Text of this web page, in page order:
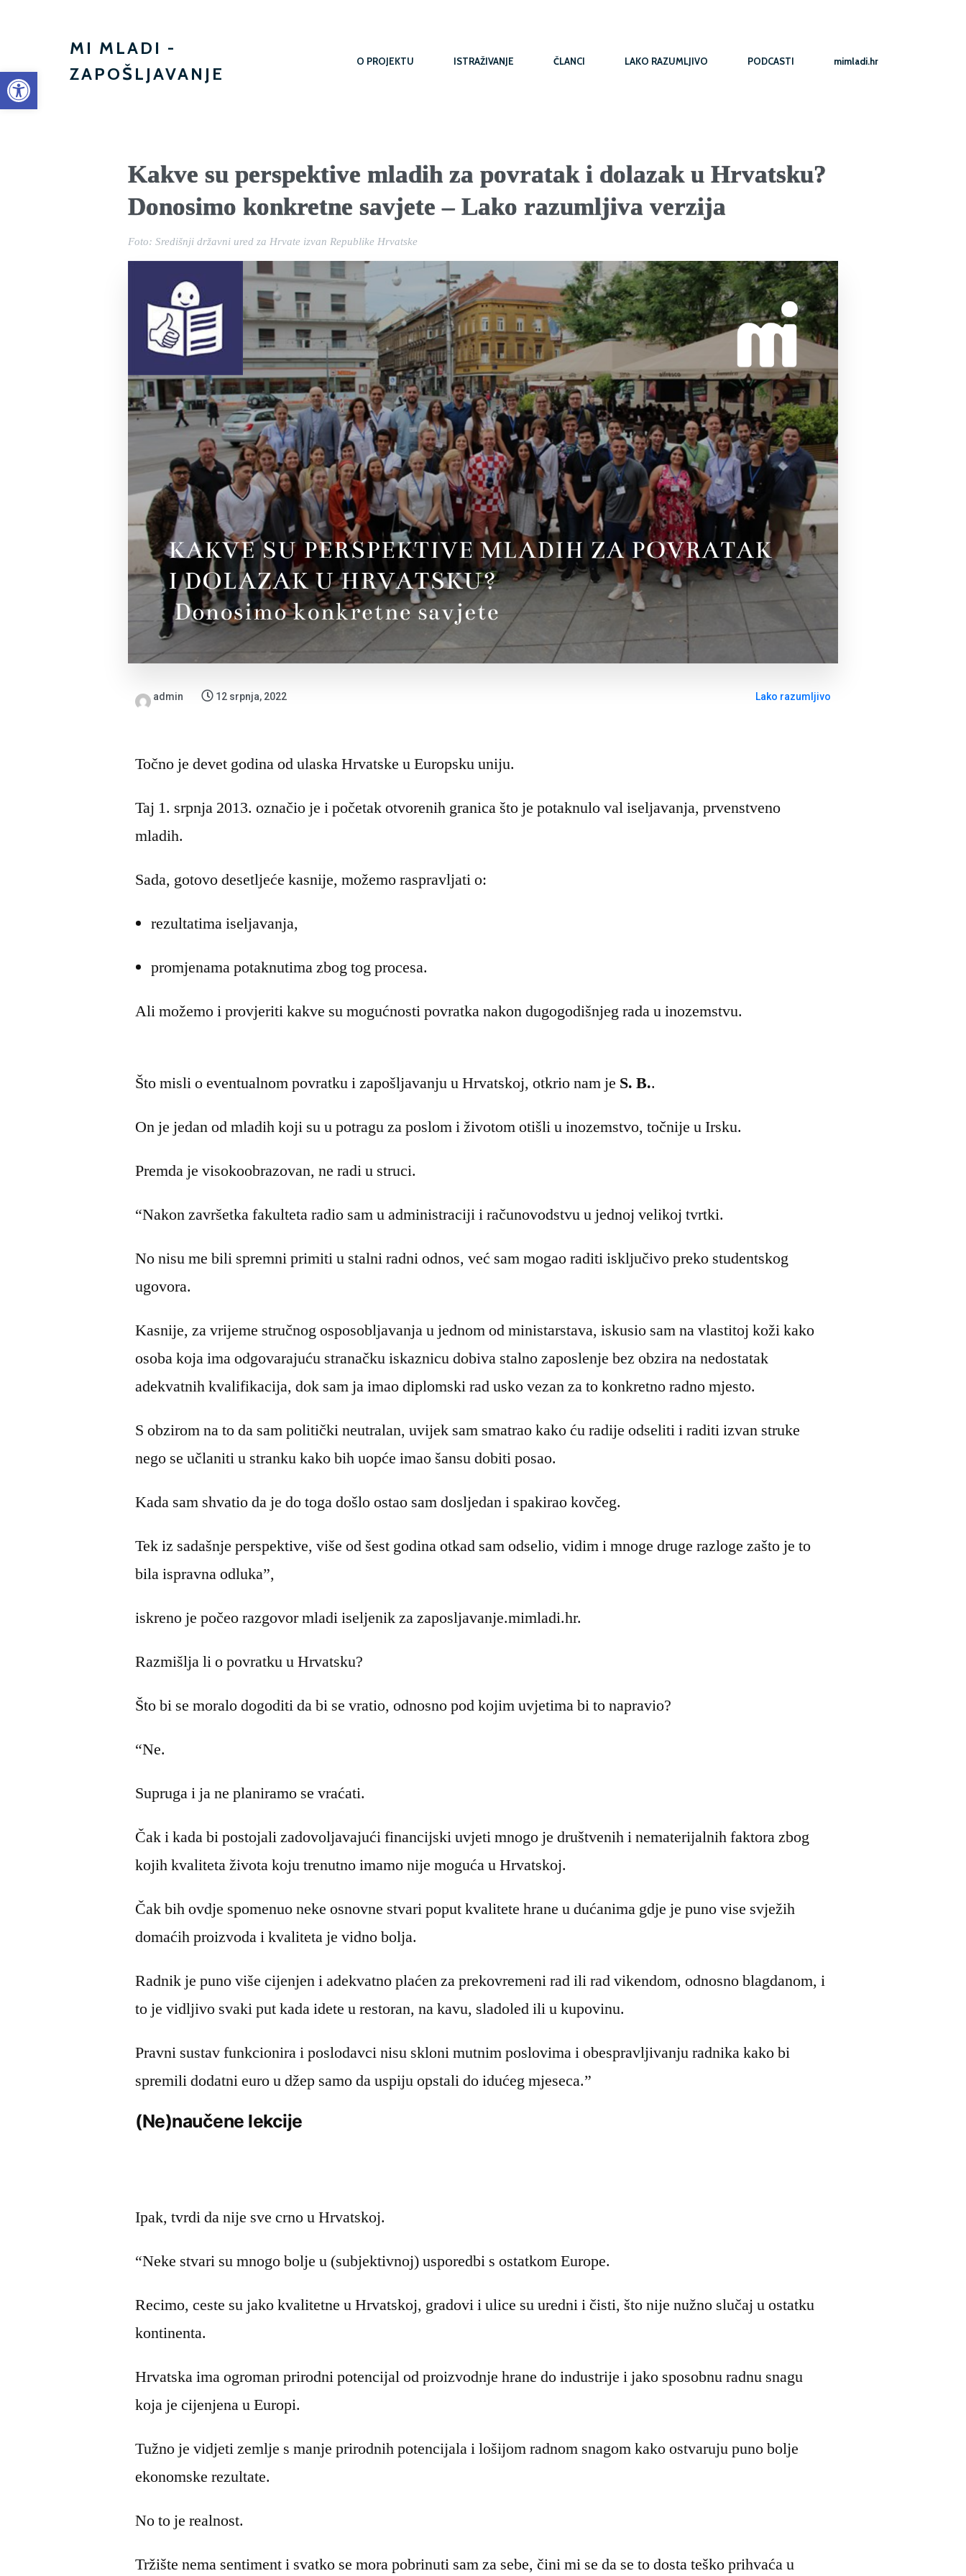
Open toolbar
MI MLADI -
ZAPOŠLJAVANJE
O PROJEKTU ISTRAŽIVANJE ČLANCI LAKO RAZUMLJIVO PODCASTI mimladi.hr
Kakve su perspektive mladih za povratak i dolazak u Hrvatsku?
Donosimo konkretne savjete – Lako razumljiva verzija
Foto: Središnji državni ured za Hrvate izvan Republike Hrvatske
admin 12 srpnja, 2022 Lako razumljivo
Točno je devet godina od ulaska Hrvatske u Europsku uniju.
Taj 1. srpnja 2013. označio je i početak otvorenih granica što je potaknulo val iseljavanja, prvenstveno
mladih.
Sada, gotovo desetljeće kasnije, možemo raspravljati o:
rezultatima iseljavanja,
promjenama potaknutima zbog tog procesa.
Ali možemo i provjeriti kakve su mogućnosti povratka nakon dugogodišnjeg rada u inozemstvu.
Što misli o eventualnom povratku i zapošljavanju u Hrvatskoj, otkrio nam je S. B..
On je jedan od mladih koji su u potragu za poslom i životom otišli u inozemstvo, točnije u Irsku.
Premda je visokoobrazovan, ne radi u struci.
“Nakon završetka fakulteta radio sam u administraciji i računovodstvu u jednoj velikoj tvrtki.
No nisu me bili spremni primiti u stalni radni odnos, već sam mogao raditi isključivo preko studentskog
ugovora.
Kasnije, za vrijeme stručnog osposobljavanja u jednom od ministarstava, iskusio sam na vlastitoj koži kako
osoba koja ima odgovarajuću stranačku iskaznicu dobiva stalno zaposlenje bez obzira na nedostatak
adekvatnih kvalifikacija, dok sam ja imao diplomski rad usko vezan za to konkretno radno mjesto.
S obzirom na to da sam politički neutralan, uvijek sam smatrao kako ću radije odseliti i raditi izvan struke
nego se učlaniti u stranku kako bih uopće imao šansu dobiti posao.
Kada sam shvatio da je do toga došlo ostao sam dosljedan i spakirao kovčeg.
Tek iz sadašnje perspektive, više od šest godina otkad sam odselio, vidim i mnoge druge razloge zašto je to
bila ispravna odluka”,
iskreno je počeo razgovor mladi iseljenik za zaposljavanje.mimladi.hr.
Razmišlja li o povratku u Hrvatsku?
Što bi se moralo dogoditi da bi se vratio, odnosno pod kojim uvjetima bi to napravio?
“Ne.
Supruga i ja ne planiramo se vraćati.
Čak i kada bi postojali zadovoljavajući financijski uvjeti mnogo je društvenih i nematerijalnih faktora zbog
kojih kvaliteta života koju trenutno imamo nije moguća u Hrvatskoj.
Čak bih ovdje spomenuo neke osnovne stvari poput kvalitete hrane u dućanima gdje je puno vise svježih
domaćih proizvoda i kvaliteta je vidno bolja.
Radnik je puno više cijenjen i adekvatno plaćen za prekovremeni rad ili rad vikendom, odnosno blagdanom, i
to je vidljivo svaki put kada idete u restoran, na kavu, sladoled ili u kupovinu.
Pravni sustav funkcionira i poslodavci nisu skloni mutnim poslovima i obespravljivanju radnika kako bi
spremili dodatni euro u džep samo da uspiju opstali do idućeg mjeseca.”
(Ne)naučene lekcije
Ipak, tvrdi da nije sve crno u Hrvatskoj.
“Neke stvari su mnogo bolje u (subjektivnoj) usporedbi s ostatkom Europe.
Recimo, ceste su jako kvalitetne u Hrvatskoj, gradovi i ulice su uredni i čisti, što nije nužno slučaj u ostatku
kontinenta.
Hrvatska ima ogroman prirodni potencijal od proizvodnje hrane do industrije i jako sposobnu radnu snagu
koja je cijenjena u Europi.
Tužno je vidjeti zemlje s manje prirodnih potencijala i lošijom radnom snagom kako ostvaruju puno bolje
ekonomske rezultate.
No to je realnost.
Tržište nema sentiment i svatko se mora pobrinuti sam za sebe, čini mi se da se to dosta teško prihvaća u